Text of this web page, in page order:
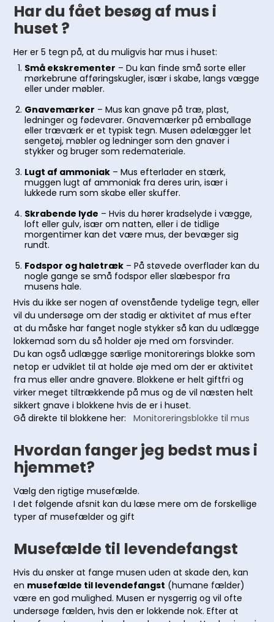
Har du fået besøg af mus i
huset ?
Her er 5 tegn på, at du muligvis har mus i huset:
Små ekskrementer – Du kan finde små sorte eller
mørkebrune afføringskugler, især i skabe, langs vægge
eller under møbler.
Gnavemærker – Mus kan gnave på træ, plast,
ledninger og fødevarer. Gnavemærker på emballage
eller træværk er et typisk tegn. Musen ødelægger let
sengetøj, møbler og ledninger som den gnaver i
stykker og bruger som redemateriale.
Lugt af ammoniak– Mus efterlader en stærk,
muggen lugt af ammoniak fra deres urin, især i
lukkede rum som skabe eller skuffer.
Skrabende lyde – Hvis du hører kradselyde i vægge,
loft eller gulv, især om natten, eller i de tidlige
morgentimer kan det være mus, der bevæger sig
rundt.
Fodspor og haletræk– På støvede overflader kan du
nogle gange se små fodspor eller slæbespor fra
musens hale.
Hvis du ikke ser nogen af ovenstående tydelige tegn, eller
vil du undersøge om der stadig er aktivitet af mus efter
at du måske har fanget nogle stykker så kan du udlægge
lokkemad som du så holder øje med om forsvinder.
Du kan også udlægge særlige monitorerings blokke som
netop er udviklet til at holde øje med om der er aktivitet
fra mus eller andre gnavere. Blokkene er helt giftfri og
virker meget tiltrækkende på mus og de vil næsten helt
sikkert gnave i blokkene hvis de er i huset.
Gå direkte til blokkene her:Monitoreringsblokke til mus
Hvordan fanger jeg bedst mus i
hjemmet?
Vælg den rigtige musefælde.
I det følgende afsnit kan du læse mere om de forskellige
typer af musefælder og gift
Musefælde til levendefangst
Hvis du ønsker at fange musen uden at skade den, kan
en musefælde til levendefangst (humane fælder)
være en god mulighed. Musen er nysgerrig og vil ofte
undersøge fælden, hvis den er lokkende nok. Efter at